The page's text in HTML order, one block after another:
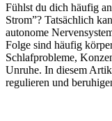
Fühlst du dich häufig
Strom”? Tatsächlich
autonome
Folge sind häufig
Schlafprobleme,
Unruhe. In diesem
regulieren und